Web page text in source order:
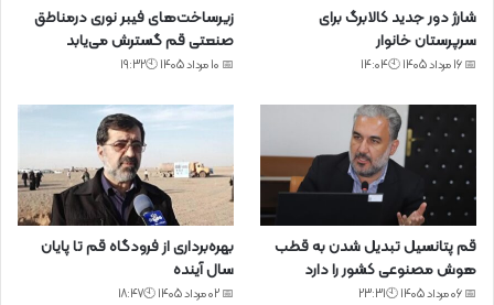
شارژ دور جدید کالابرگ برای
سرپرستان خانوار
📅 16 مرداد 1405 🕙14:04
زیرساخت‌های فیبر نوری درمناطق
صنعتی قم گسترش می‌یابد
📅 10 مرداد 1405 🕙19:32
قم پتانسیل تبدیل شدن به قطب
هوش مصنوعی کشور را دارد
📅 06 مرداد 1405 🕙23:31
بهره‌برداری از فرودگاه قم تا پایان
سال آینده
📅 02 مرداد 1405 🕙18:47